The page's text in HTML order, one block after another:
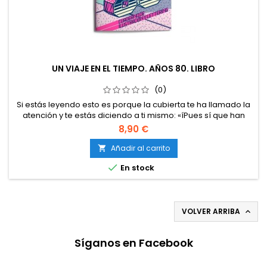
UN VIAJE EN EL TIEMPO. AÑOS 80. LIBRO
(0)
Si estás leyendo esto es porque la cubierta te ha llamado la
atención y te estás diciendo a ti mismo: «íPues sí que han
cambiado los cuadernos RUBIO...!». Pero no hemos hecho un
cuaderno de ilustración y lettering más, sino que vamos a
hacer juntos un viaje en el tiempo. solo tener los rotuladores
preparados para recrear los estilos más conocidos de
esta...
8,90 €
 Añadir al carrito
 En stock
VOLVER ARRIBA 
Síganos en Facebook